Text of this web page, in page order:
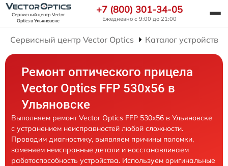
Сервисный центр Vector
Opticsв Ульяновске
+7 (800) 301-34-05
Ежедневно с 9:00 до 21:00
Сервисный центр Vector Optics Каталог устройств
Ремонт оптического прицела
Vector Optics FFP 530x56 в
Ульяновске
Выполняем ремонт Vector Optics FFP 530x56 в Ульяновске
с устранением неисправностей любой сложности.
Проводим диагностику, выявляем причины поломки,
заменяем неисправные детали и восстанавливаем
работоспособность устройства. Используем оригинальные